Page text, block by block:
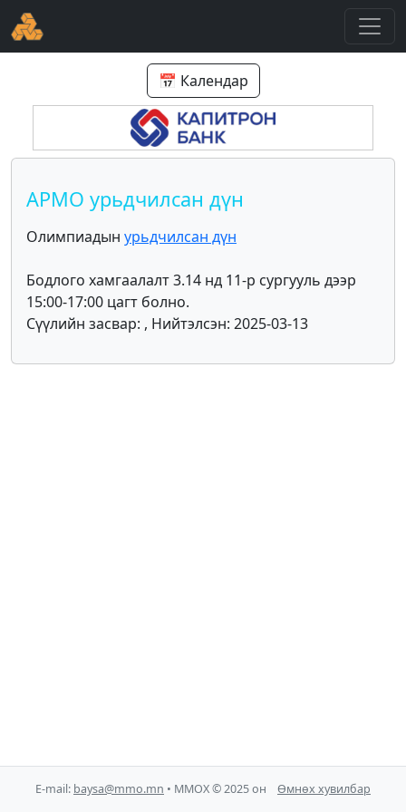
📅 Календар
APMO урьдчилсан дүн
Олимпиадын урьдчилсан дүн
Бодлого хамгаалалт 3.14 нд 11-р сургууль дээр
15:00-17:00 цагт болно.
Сүүлийн засвар: , Нийтэлсэн: 2025-03-13
E-mail: baysa@mmo.mn • ММОХ © 2025 он Өмнөх хувилбар